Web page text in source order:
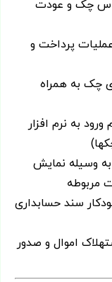
چک و عودت
پرداخت و
چک به همراه
به نرم افزار
وسیله نمایش
مربوطه
سند حسابداری
اموال و صدور